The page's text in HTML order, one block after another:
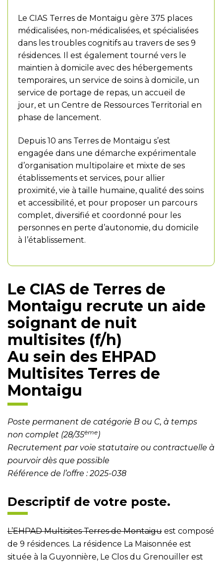
Le CIAS Terres de Montaigu gère 375 places
médicalisées, non-médicalisées, et spécialisées
dans les troubles cognitifs au travers de ses 9
résidences. Il est également tourné vers le
maintien à domicile avec des hébergements
temporaires, un service de soins à domicile, un
service de portage de repas, un accueil de
jour, et un Centre de Ressources Territorial en
phase de lancement.
Depuis 10 ans Terres de Montaigu s’est
engagée dans une démarche expérimentale
d’organisation multipolaire et mixte de ses
établissements et services, pour allier
proximité, vie à taille humaine, qualité des soins
et accessibilité, et pour proposer un parcours
complet, diversifié et coordonné pour les
personnes en perte d’autonomie, du domicile
à l’établissement.
Le CIAS de Terres de
Montaigu recrute un aide
soignant de nuit
multisites (f/h)
Au sein des EHPAD
Multisites Terres de
Montaigu
Poste permanent de catégorie B ou C, à temps
non complet (28/35ème)
Recrutement par voie statutaire ou contractuelle à
pourvoir dès que possible
Référence de l’offre : 2025-038
Descriptif de votre poste.
L’EHPAD Multisites Terres de Montaigu est composé
de 9 résidences. La résidence La Maisonnée est
située à la Guyonnière, Le Clos du Grenouiller est